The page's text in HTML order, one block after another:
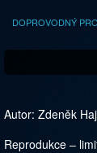
DOPROVODNÝ
Autor: Zdeněk
Reprodukce –